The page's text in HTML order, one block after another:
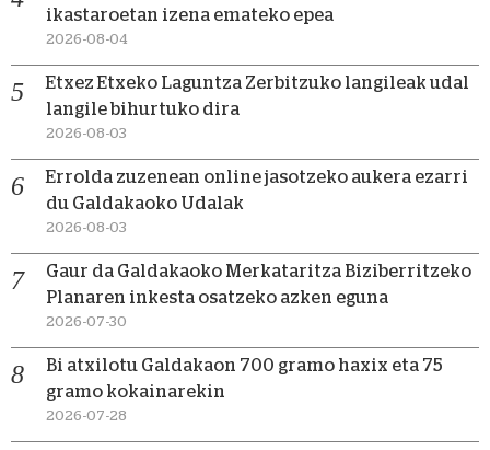
ikastaroetan izena emateko epea
2026-08-04
Etxez Etxeko Laguntza Zerbitzuko langileak udal
langile bihurtuko dira
2026-08-03
Errolda zuzenean online jasotzeko aukera ezarri
du Galdakaoko Udalak
2026-08-03
Gaur da Galdakaoko Merkataritza Biziberritzeko
Planaren inkesta osatzeko azken eguna
2026-07-30
Bi atxilotu Galdakaon 700 gramo haxix eta 75
gramo kokainarekin
2026-07-28